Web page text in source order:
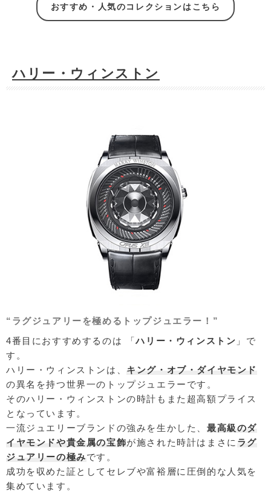
おすすめ・人気のコレクションはこちら
ハリー・ウィンストン
“ラグジュアリーを極めるトップジュエラー！”
4番目におすすめするのは 「ハリー・ウィンストン 」で
す。
ハリー・ウィンストンは、 キング・オブ・ダイヤモンド
の異名を持つ世界一のトップジュエラーです。
そのハリー・ウィンストンの時計もまた超高額プライス
となっています。
一流ジュエリーブランドの強みを生かした、 最高級のダ
イヤモンドや貴金属の宝飾が施された時計はまさに ラグ
ジュアリーの極みです。
成功を収めた証としてセレブや富裕層に圧倒的な人気を
集めています。